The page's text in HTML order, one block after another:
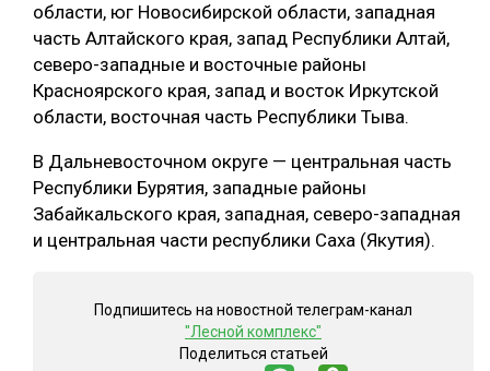
области, юг Новосибирской области, западная
часть Алтайского края, запад Республики Алтай,
северо-западные и восточные районы
Красноярского края, запад и восток Иркутской
области, восточная часть Республики Тыва.
В Дальневосточном округе — центральная часть
Республики Бурятия, западные районы
Забайкальского края, западная, северо-западная
и центральная части республики Саха (Якутия).
Подпишитесь на новостной телеграм-канал
"Лесной комплекс"
Поделиться статьей